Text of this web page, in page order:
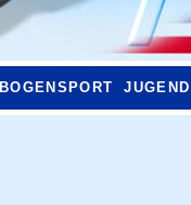
BOGENSPORT JUGEND